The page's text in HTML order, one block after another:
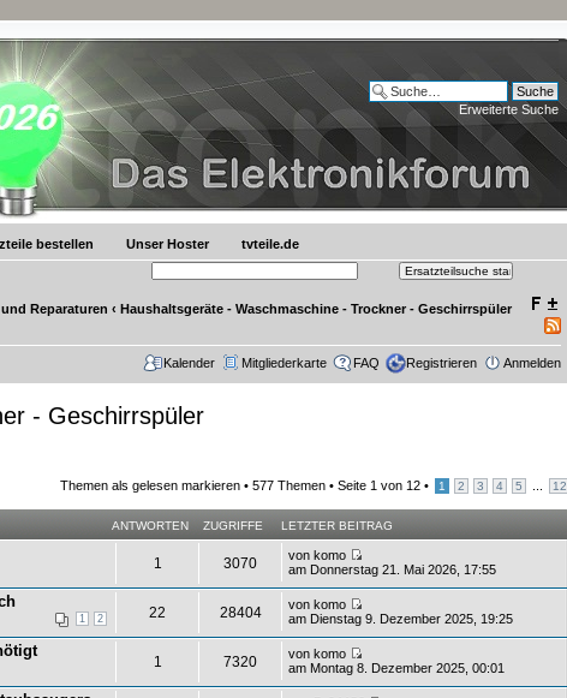
Erweiterte Suche
bestellen Unser Hoster tvteile.de
Reparaturen ‹ Haushaltsgeräte - Waschmaschine - Trockner - Geschirrspüler
Kalender Mitgliederkarte FAQ Registrieren Anmelden
- Geschirrspüler
Themen als gelesen markieren • 577 Themen • Seite 1 von 12 • 1 2 3 4 5 12
ANTWORTEN ZUGRIFFE LETZTER BEITRAG
1 3070 vonkomo
am Donnerstag 21. Mai 2026, 17:55
1 2 22 28404 vonkomo
am Dienstag 9. Dezember 2025, 19:25
1 7320 vonkomo
am Montag 8. Dezember 2025, 00:01